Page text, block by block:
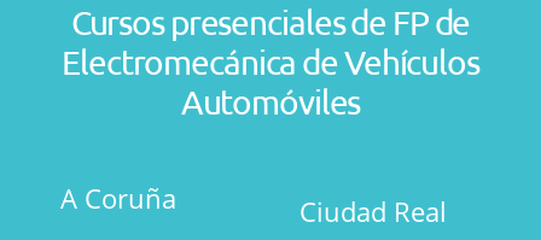
Cursos presenciales de FP de
Electromecánica de Vehículos
Automóviles
A Coruña
Ciudad Real